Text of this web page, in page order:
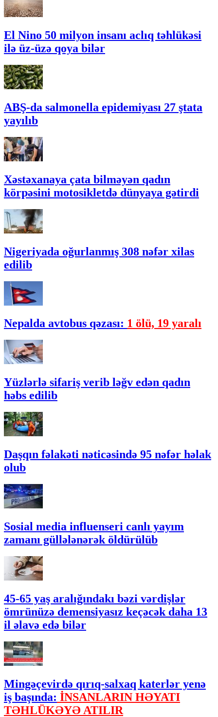
El Nino 50 milyon insanı aclıq təhlükəsi
ilə üz-üzə qoya bilər
ABŞ-da salmonella epidemiyası 27 ştata
yayılıb
Xəstəxanaya çata bilməyən qadın
körpəsini motosikletdə dünyaya gətirdi
Nigeriyada oğurlanmış 308 nəfər xilas
edilib
Nepalda avtobus qəzası: 1 ölü, 19 yaralı
Yüzlərlə sifariş verib ləğv edən qadın
həbs edilib
Daşqın fəlakəti nəticəsində 95 nəfər həlak
olub
Sosial media influenseri canlı yayım
zamanı güllələnərək öldürülüb
45-65 yaş aralığındakı bəzi vərdişlər
ömrünüzə demensiyasız keçəcək daha 13
il əlavə edə bilər
Mingəçevirdə qırıq-salxaq katerlər yenə
iş başında: İNSANLARIN HƏYATI
TƏHLÜKƏYƏ ATILIR